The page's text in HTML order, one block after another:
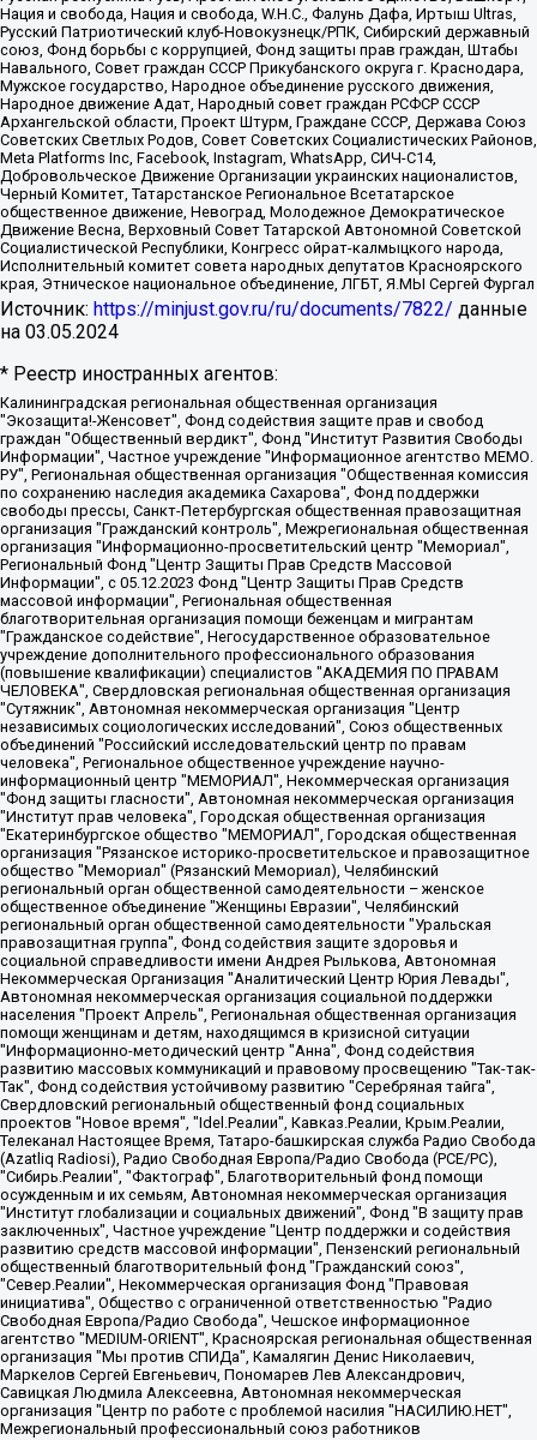
Нация и свобода, Нация и свобода, W.H.С., Фалунь Дафа, Иртыш Ultras,
Русский Патриотический клуб-Новокузнецк/РПК, Сибирский державный
союз, Фонд борьбы с коррупцией, Фонд защиты прав граждан, Штабы
Навального, Совет граждан СССР Прикубанского округа г. Краснодара,
Мужское государство, Народное объединение русского движения,
Народное движение Адат, Народный совет граждан РСФСР СССР
Архангельской области, Проект Штурм, Граждане СССР, Держава Союз
Советских Светлых Родов, Совет Советских Социалистических Районов,
Meta Platforms Inc, Facebook, Instagram, WhatsApp, СИЧ-С14,
Добровольческое Движение Организации украинских националистов,
Черный Комитет, Татарстанское Региональное Всетатарское
общественное движение, Невоград, Молодежное Демократическое
Движение Весна, Верховный Совет Татарской Автономной Советской
Социалистической Республики, Конгресс ойрат-калмыцкого народа,
Исполнительный комитет совета народных депутатов Красноярского
края, Этническое национальное объединение, ЛГБТ, Я.МЫ Сергей Фургал
Источник: https://minjust.gov.ru/ru/documents/7822/ данные
на 03.05.2024
* Реестр иностранных агентов:
Калининградская региональная общественная организация "Экозащита!-Женсовет", Фонд содействия защите прав и свобод граждан "Общественный вердикт", Фонд "Институт Развития Свободы Информации", Частное учреждение "Информационное агентство МЕМО. РУ", Региональная общественная организация "Общественная комиссия по сохранению наследия академика Сахарова", Фонд поддержки свободы прессы, Санкт-Петербургская общественная правозащитная организация "Гражданский контроль", Межрегиональная общественная организация "Информационно-просветительский центр "Мемориал", Региональный Фонд "Центр Защиты Прав Средств Массовой Информации", с 05.12.2023 Фонд "Центр Защиты Прав Средств массовой информации", Региональная общественная благотворительная организация помощи беженцам и мигрантам "Гражданское содействие", Негосударственное образовательное учреждение дополнительного профессионального образования (повышение квалификации) специалистов "АКАДЕМИЯ ПО ПРАВАМ ЧЕЛОВЕКА", Свердловская региональная общественная организация "Сутяжник", Автономная некоммерческая организация "Центр независимых социологических исследований", Союз общественных объединений "Российский исследовательский центр по правам человека", Региональное общественное учреждение научно-информационный центр "МЕМОРИАЛ", Некоммерческая организация "Фонд защиты гласности", Автономная некоммерческая организация "Институт прав человека", Городская общественная организация "Екатеринбургское общество "МЕМОРИАЛ", Городская общественная организация "Рязанское историко-просветительское и правозащитное общество "Мемориал" (Рязанский Мемориал), Челябинский региональный орган общественной самодеятельности – женское общественное объединение "Женщины Евразии", Челябинский региональный орган общественной самодеятельности "Уральская правозащитная группа", Фонд содействия защите здоровья и социальной справедливости имени Андрея Рылькова, Автономная Некоммерческая Организация "Аналитический Центр Юрия Левады", Автономная некоммерческая организация социальной поддержки населения "Проект Апрель", Региональная общественная организация помощи женщинам и детям, находящимся в кризисной ситуации "Информационно-методический центр "Анна", Фонд содействия развитию массовых коммуникаций и правовому просвещению "Так-так-Так", Фонд содействия устойчивому развитию "Серебряная тайга", Свердловский региональный общественный фонд социальных проектов "Новое время", "Idel.Реалии", Кавказ.Реалии, Крым.Реалии, Телеканал Настоящее Время, Татаро-башкирская служба Радио Свобода (Azatliq Radiosi), Радио Свободная Европа/Радио Свобода (PCE/PC), "Сибирь.Реалии", "Фактограф", Благотворительный фонд помощи осужденным и их семьям, Автономная некоммерческая организация "Институт глобализации и социальных движений", Фонд "В защиту прав заключенных", Частное учреждение "Центр поддержки и содействия развитию средств массовой информации", Пензенский региональный общественный благотворительный фонд "Гражданский союз", "Север.Реалии", Некоммерческая организация Фонд "Правовая инициатива", Общество с ограниченной ответственностью "Радио Свободная Европа/Радио Свобода", Чешское информационное агентство "MEDIUM-ORIENT", Красноярская региональная общественная организация "Мы против СПИДа", Камалягин Денис Николаевич, Маркелов Сергей Евгеньевич, Пономарев Лев Александрович, Савицкая Людмила Алексеевна, Автономная некоммерческая организация "Центр по работе с проблемой насилия "НАСИЛИЮ.НЕТ", Межрегиональный профессиональный союз работников здравоохранения "Альянс врачей", Юридическое лицо, зарегистрированное в Латвийской Республике, SIA "Medusa Project" (регистрационный номер 40103797863, дата регистрации 10.06.2014), Некоммерческая организация "Фонд по борьбе с коррупцией", Автономная некоммерческая организация "Институт права и публичной политики", Баданин Роман Сергеевич, Гликин Максим Александрович, Железнова Мария Михайловна, Лукьянова Юлия Сергеевна, Маетная Елизавета Витальевна, Маняхин Петр Борисович, Чуракова Ольга Владимировна, Ярош Юлия Петровна, Юридическое лицо "The Insider SIA", зарегистрированное в Риге, Латвийская Республика (дата регистрации 26.06.2015), являющееся администратором доменного имени интернет-издания "The Insider SIA", https://theins.ru, Постернак Алексей Евгеньевич, Рубин Михаил Аркадьевич, Анин Роман Александрович, Юридическое лицо Istories fonds, зарегистрированное в Латвийской Республике (регистрационный номер 50008295751, дата регистрации 24.02.2020), Великовский Дмитрий Александрович, Долинина Ирина Николаевна, Мароховская Алеся Алексеевна, Шлейнов Роман Юрьевич, Шмагун Олеся Валентиновна, Общество с ограниченной ответственностью "Альтаир 2021", Общество с ограниченной ответственностью "Вега 2021", Общество с ограниченной ответственностью "Главный редактор 2021", Общество с ограниченной ответственностью "Ромашки монолит", Важенков Артем Валерьевич, Ивановская областная общественная организация "Центр гендерных исследований", Гурман Юрий Альбертович, Медиапроект "ОВД-Инфо", Егоров Владимир Владимирович, Жилинский Владимир Александрович, Общество с ограниченной ответственностью "ЗП", Иванова София Юрьевна, Карезина Инна Павловна, Кильтау Екатерина Викторовна, Петров Алексей Викторович, Пискунов Сергей Евгеньевич, Смирнов Сергей Сергеевич, Тихонов Михаил Сергеевич, Общество с ограниченной ответственностью "ЖУРНАЛИСТ-ИНОСТРАННЫЙ АГЕНТ", Арапова Галина Юрьевна, Вольтская Татьяна Анатольевна, Американская компания "Mason G.E.S. Anonymous Foundation" (США), являющаяся владельцем интернет-издания https://mnews.world/, Компания "Stichting Bellingcat", зарегистрированная в Нидерландах (дата регистрации 11.07.2018), Захаров Андрей Вячеславович, Клепиковская Екатерина Дмитриевна, Общество с ограниченной ответственностью "МЕМО", Перл Роман Александрович, Симонов Евгений Алексеевич, Соловьева Елена Анатольевна, Сотников Даниил Владимирович, Сурначева Елизавета Дмитриевна, Автономная некоммерческая организация по защите прав человека и информированию населения "Якутия – Наше Мнение", Общество с ограниченной ответственностью "Москоу диджитал медиа", с 26.01.2023 Общество с ограниченной ответственностью "Чайка Белые сады", Ветошкина Валерия Валерьевна, Заговора Максим Александрович, Межрегиональное общественное движение "Российская ЛГБТ - сеть", Оленичев Максим Владимирович, Павлов Иван Юрьевич, Скворцова Елена Сергеевна, Общество с ограниченной ответственностью "Как бы инагент", Кочетков Игорь Викторович, Общество с ограниченной ответственностью "Честные выборы", Еланчик Олег Александрович, Общество с ограниченной ответственностью "Нобелевский призыв", Гималова Регина Эмилевна, Григорьев Андрей Валерьевич, Григорьева Алина Александровна, Ассоциация по содействию защите прав призывников, альтернативнослужащих и военнослужащих "Правозащитная группа "Гражданин.Армия.Право", Хисамова Регина Фаритовна, Автономная некоммерческая организация по реализации социально-правовых программ "Лилит", Дальневосточное общественное движение "Маяк", Санкт-Петербургская ЛГБТ-инициативная группа "Выход", Инициативная группа ЛГБТ+ "Реверс", Алексеев Андрей Викторович, Бекбулатова Таисия Львовна, Беляев Иван Михайлович, Владыкина Елена Сергеевна, Гельман Марат Александрович, Никульшина Вероника Юрьевна, Толоконникова Надежда Андреевна, Шендерович Виктор Анатольевич, Общество с ограниченной ответственностью "Данное сообщение", Общество с ограниченной ответственностью Издательский дом "Новая глава", Айнбиндер Александра Александровна, Московский комьюнити-центр для ЛГБТ+инициатив, Благотворительный фонд развития филантропии, Deutsche Welle (Германия, Kurt-Schumacher-Strasse 3, 53113 Bonn), Борзунова Мария Михайловна, Воробьев Виктор Викторович, Голубева Анна Львовна, Константинова Алла Михайловна, Малкова Ирина Владимировна, Мурадов Мурад Абдулгалимович, Осетинская Елизавета Николаевна, Понасенков Евгений Николаевич, Ганапольский Матвей Юрьевич, Киселев Евгений Алексеевич, Борухович Ирина Григорьевна, Дремин Иван Тимофеевич, Дубровский Дмитрий Викторович, Красноярская региональная общественная организация поддержки и развития альтернативных образовательных технологий и межкультурных коммуникаций "ИНТЕРРА", Маяковская Екатерина Алексеевна, Фейгин Марк Захарович, Филимонов Андрей Викторович, Дзугкоева Регина Николаевна, Доброхотов Роман Александрович, Дудь Юрий Александрович, Елкин Сергей Владимирович, Кругликов Кирилл Игоревич, Сабунаева Мария Леонидовна, Семенов Алексей Владимирович, Шаинян Карен Багратович, Шульман Екатерина Михайловна, Асафьев Артур Валерьевич, Вахштайн Виктор Семенович, Венедиктов Алексей Алексеевич, Лушникова Екатерина Евгеньевна, Волков Леонид Михайлович, Невзоров Александр Глебович, Пархоменко Сергей Борисович, Сироткин Ярослав Николаевич, Кара-Мурза Владимир Владимирович, Баранова Наталья Владимировна, Гозман Леонид Яковлевич, Кагарлицкий Борис Юльевич, Климарев Михаил Валерьевич, Милов Владимир Станиславович, Автономная некоммерческая организация Краснодарский центр современного искусства "Типография", Моргенштерн Алишер Тагирович, Соболь Любовь Эдуардовна, Общество с ограниченной ответственностью "ЛИЗА НОРМ", Каспаров Гарри Кимович, Ходорковский Михаил Борисович, Общество с ограниченной ответственностью "Апрельские тезисы", Данилович Ирина Брониславовна, Кашин Олег Владимирович, Петров Николай Владимирович, Пивоваров Алексей Владимирович, Соколов Михаил Владимирович, Цветкова Юлия Владимировна, Чичваркин Евгений Александрович, Комитет против пыток/Команда против пыток, Общество с ограниченной ответственностью "Первый научный", Общество с ограниченной ответственностью "Вертолет и ко", Белоцерковская Вероника Борисовна, Кац Максим Евгеньевич, Лазарева Татьяна Юрьевна, Шаведдинов Руслан Табризович, Яшин Илья Валерьевич, Общество с ограниченной ответственностью "Иноагент ААВ", Алешковский Дмитрий Петрович, Альбац Евгения Марковна, Быков Дмитрий Львович, Галямина Юлия Евгеньевна, Лойко Сергей Леонидович, Мартынов Кирилл Константинович, Медведев Сергей Александрович, Крашенинников Федор Геннадиевич, Гордеева Катерина Вл